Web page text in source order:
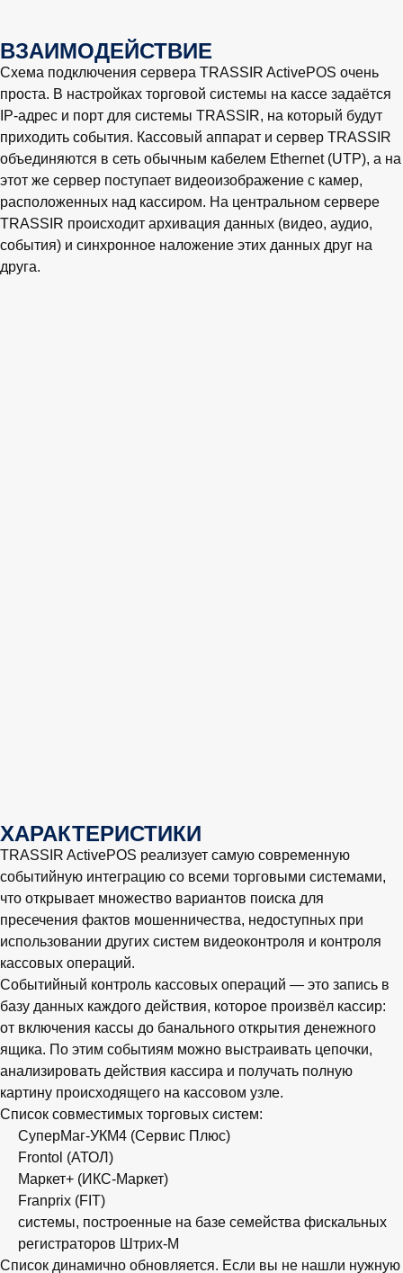
ВЗАИМОДЕЙСТВИЕ
Схема подключения сервера TRASSIR ActivePOS очень
проста. В настройках торговой системы на кассе задаётся
IP-адрес и порт для системы TRASSIR, на который будут
приходить события. Кассовый аппарат и сервер TRASSIR
объединяются в сеть обычным кабелем Ethernet (UTP), а на
этот же сервер поступает видеоизображение с камер,
расположенных над кассиром. На центральном сервере
TRASSIR происходит архивация данных (видео, аудио,
события) и синхронное наложение этих данных друг на
друга.
ХАРАКТЕРИСТИКИ
TRASSIR ActivePOS реализует самую современную
событийную интеграцию со всеми торговыми системами,
что открывает множество вариантов поиска для
пресечения фактов мошенничества, недоступных при
использовании других систем видеоконтроля и контроля
кассовых операций.
Событийный контроль кассовых операций — это запись в
базу данных каждого действия, которое произвёл кассир:
от включения кассы до банального открытия денежного
ящика. По этим событиям можно выстраивать цепочки,
анализировать действия кассира и получать полную
картину происходящего на кассовом узле.
Список совместимых торговых систем:
СуперМаг-УКМ4 (Сервис Плюс)
Frontol (АТОЛ)
Маркет+ (ИКС-Маркет)
Franprix (FIT)
системы, построенные на базе семейства фискальных
регистраторов Штрих-М
Список динамично обновляется. Если вы не нашли нужную